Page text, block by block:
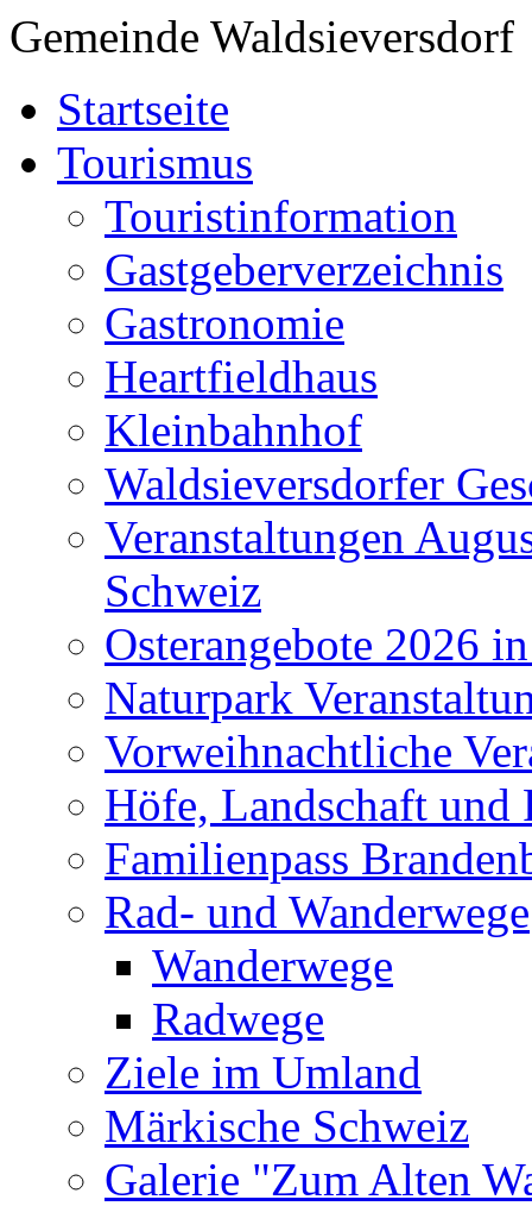
Gemeinde Waldsieversdorf
Startseite
Tourismus
Touristinformation
Gastgeberverzeichnis
Gastronomie
Heartfieldhaus
Kleinbahnhof
Waldsieversdorfer
Veranstaltungen
Schweiz
Osterangebote 2026
Naturpark
Vorweihnachtliche
Höfe, Landschaft und
Familienpass
Rad- und Wanderwege
Wanderwege
Radwege
Ziele im Umland
Märkische Schweiz
Galerie "Zum Alten